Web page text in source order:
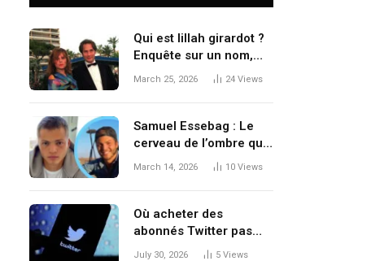
Qui est lillah girardot ?
Enquête sur un nom,
ses traces publiques et
March 25, 2026 24 Views
Samuel Essebag : Le
cerveau de l’ombre qui
transforme
March 14, 2026 10 Views
Où acheter des
abonnés Twitter pas
chers et réels ?
July 30, 2026 5 Views